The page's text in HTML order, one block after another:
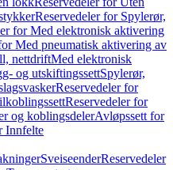
Reservedeler for Spylerør,
for Med elektronisk aktivering
Med pneumatisk aktivering av
nettdriftMed elektronisk
og utskiftingssettSpylerør,
Reservedeler for
Reservedeler for
og koblingsdelerAvløpssett for
Innfelte
SveiseenderReservedeler